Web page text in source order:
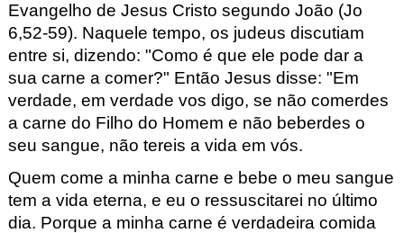
Evangelho de Jesus Cristo segundo João (Jo
6,52-59). Naquele tempo, os judeus discutiam
entre si, dizendo: "Como é que ele pode dar a
sua carne a comer?" Então Jesus disse: "Em
verdade, em verdade vos digo, se não comerdes
a carne do Filho do Homem e não beberdes o
seu sangue, não tereis a vida em vós.
Quem come a minha carne e bebe o meu sangue
tem a vida eterna, e eu o ressuscitarei no último
dia. Porque a minha carne é verdadeira comida